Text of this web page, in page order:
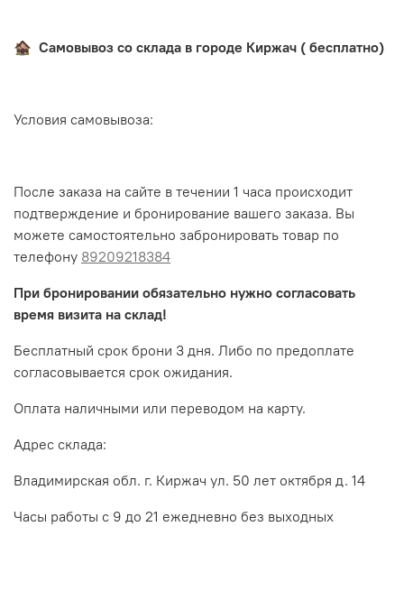
🏚️ Самовывоз со склада в городе Киржач ( бесплатно)
Условия самовывоза:
После заказа на сайте в течении 1 часа происходит
подтверждение и бронирование вашего заказа. Вы
можете самостоятельно забронировать товар по
телефону 89209218384
При бронировании обязательно нужно согласовать
время визита на склад!
Бесплатный срок брони 3 дня. Либо по предоплате
согласовывается срок ожидания.
Оплата наличными или переводом на карту.
Адрес склада:
Владимирская обл. г. Киржач ул. 50 лет октября д. 14
Часы работы с 9 до 21 ежедневно без выходных